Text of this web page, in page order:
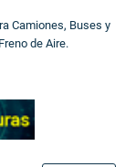
Camiones, Buses y
de Aire.